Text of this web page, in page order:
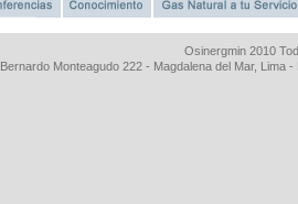
Osinergmin 2010
Bernardo Monteagudo 222 - Magdalena del Mar, Lima